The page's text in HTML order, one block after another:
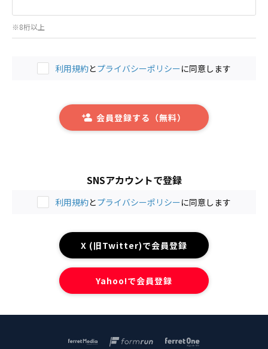
SNSアカウントで登録
利用規約とプライバシーポリシーに同意します
X (旧Twitter)で会員登録
Yahoo!で会員登録
※8桁以上
利用規約とプライバシーポリシーに同意します
会員登録する（無料）